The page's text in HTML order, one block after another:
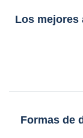
Los mejores
Formas de